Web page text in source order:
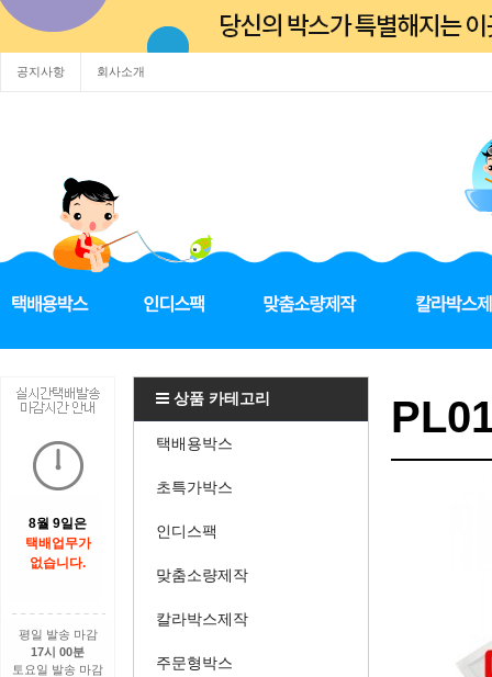
공지사항 회사소개
8월 9일은
택배업무가
없습니다.
평일 발송 마감
17시 00분
토요일 발송 마감
상품 카테고리
택배용박스
초특가박스
인디스팩
맞춤소량제작
칼라박스제작
주문형박스